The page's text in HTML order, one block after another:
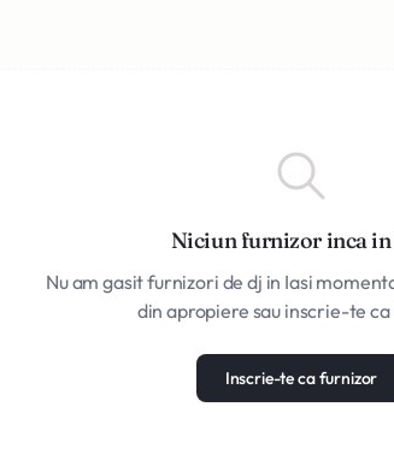
Niciun furnizor inca
Nu am gasit furnizori de dj in Iasi
din apropiere sau inscrie-te
Inscrie-te ca furnizor